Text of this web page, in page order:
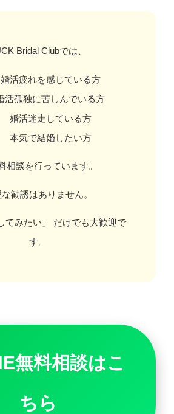
Bridal Clubでは、
婚活疲れを感じている方
活孤独に苦しんでいる方
婚活迷走している方
本気で結婚したい方
相談を行っています。
勧誘はありません。
てみたい」 だけでも大歓迎で
す。
無料相談はこ
ちら